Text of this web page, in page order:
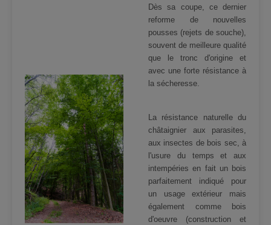
Dès sa coupe, ce dernier
reforme de nouvelles
pousses (rejets de souche),
souvent de meilleure qualité
que le tronc d'origine et
avec une forte résistance à
la sécheresse.
La résistance naturelle du
châtaignier aux parasites,
aux insectes de bois sec, à
l'usure du temps et aux
intempéries en fait un bois
parfaitement indiqué pour
un usage extérieur mais
également comme bois
d'oeuvre (construction et